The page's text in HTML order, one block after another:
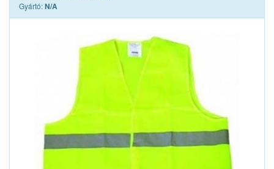
Gyártó:N/A